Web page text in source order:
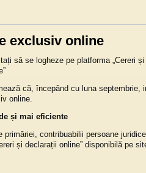
exclusiv online
să se logheze pe platforma „Cereri și
că, începând cu luna septembrie,
online.
și mai eficiente
contribuabilii persoane
și declarații online” disponibilă pe